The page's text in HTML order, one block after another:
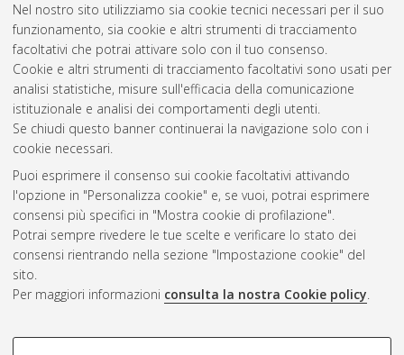
Nel nostro sito utilizziamo sia cookie tecnici necessari per il suo
funzionamento, sia cookie e altri strumenti di tracciamento
facoltativi che potrai attivare solo con il tuo consenso.
Cookie e altri strumenti di tracciamento facoltativi sono usati per
analisi statistiche, misure sull'efficacia della comunicazione
istituzionale e analisi dei comportamenti degli utenti.
Se chiudi questo banner continuerai la navigazione solo con i
cookie necessari.
Puoi esprimere il consenso sui cookie facoltativi attivando
l'opzione in "Personalizza cookie" e, se vuoi, potrai esprimere
consensi più specifici in "Mostra cookie di profilazione".
Potrai sempre rivedere le tue scelte e verificare lo stato dei
consensi rientrando nella sezione "Impostazione cookie" del
sito.
Per maggiori informazioni consulta la nostra Cookie policy.
COOKIE DI PROFILAZIONE -
Vedi altre statistiche
Gestione del documento:
Atom
Rss
2.0
AMS Acta
ISSN: 2038-7954
re3data.org -
doi.org/10.17616/R3P19R
Servizio implementato e
Impostazioni Cookie